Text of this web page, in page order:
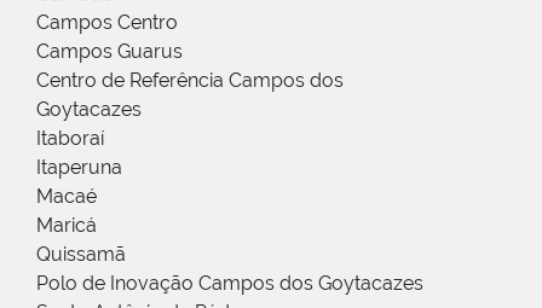
Campos Centro
Campos Guarus
Centro de Referência Campos dos
Goytacazes
Itaboraí
Itaperuna
Macaé
Maricá
Quissamã
Polo de Inovação Campos dos Goytacazes